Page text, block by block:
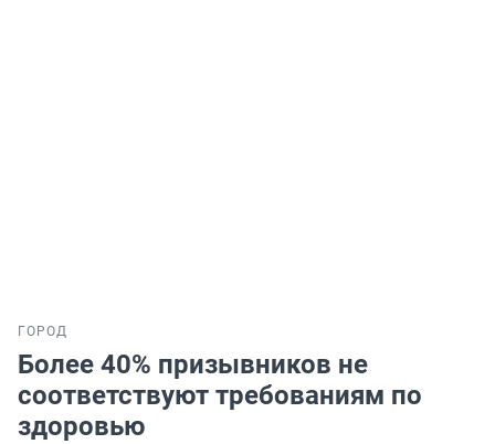
ГОРОД
Более 40% призывников не
соответствуют требованиям по
здоровью